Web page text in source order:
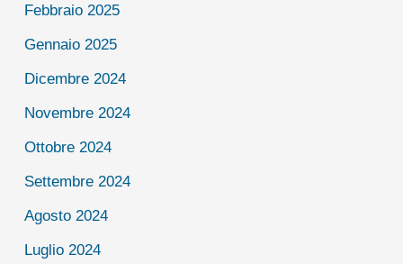
Febbraio 2025
Gennaio 2025
Dicembre 2024
Novembre 2024
Ottobre 2024
Settembre 2024
Agosto 2024
Luglio 2024